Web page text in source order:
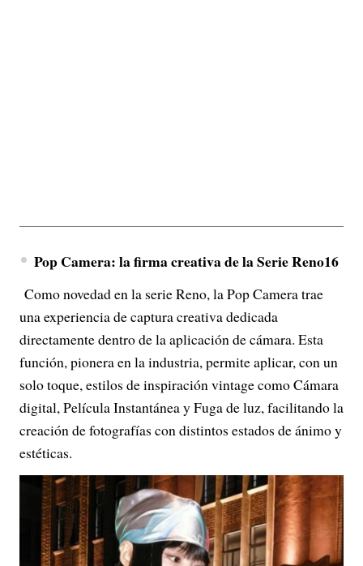
Pop Camera: la firma creativa de la Serie Reno16
Como novedad en la serie Reno, la Pop Camera trae
una experiencia de captura creativa dedicada
directamente dentro de la aplicación de cámara. Esta
función, pionera en la industria, permite aplicar, con un
solo toque, estilos de inspiración vintage como Cámara
digital, Película Instantánea y Fuga de luz, facilitando la
creación de fotografías con distintos estados de ánimo y
estéticas.